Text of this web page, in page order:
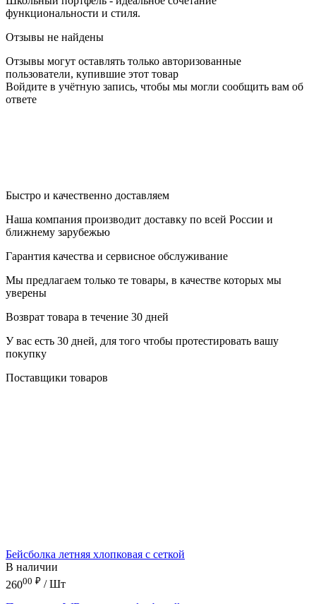
функциональности и стиля.
Отзывы не найдены
Отзывы могут оставлять только авторизованные
пользователи, купившие этот товар
Войдите в учётную запись, чтобы мы могли сообщить вам об
ответе
Быстро и качественно доставляем
Наша компания производит доставку по всей России и
ближнему зарубежью
Гарантия качества и сервисное обслуживание
Мы предлагаем только те товары, в качестве которых мы
уверены
Возврат товара в течение 30 дней
У вас есть 30 дней, для того чтобы протестировать вашу
покупку
Поставщики товаров
Бейсболка летняя хлопковая с сеткой
В наличии
26000 ₽ / Шт